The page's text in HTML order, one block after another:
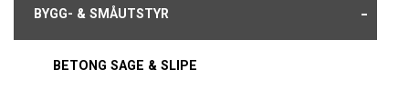
BYGG- & SMÅUTSTYR -
BETONG SAGE & SLIPE